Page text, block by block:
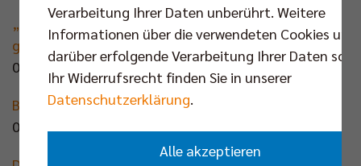
„Wäre dafür, das Finale auf Samstag zu legen“: So
geht es weiter mit der Pokal-Party im Volleyball
03.03.2025 | Der Tagesspiegel(+)
BR Volleys feiern Pokal-Hattrick
03.03.2025 | ZDF heute
Verarbeitung Ihrer Daten unberührt. Weitere
Informationen über die verwendeten Cookies und
darüber erfolgende Verarbeitung Ihrer Daten
Ihr Widerrufsrecht finden Sie in unserer
Datenschutzerklärung.
Alle akzeptieren